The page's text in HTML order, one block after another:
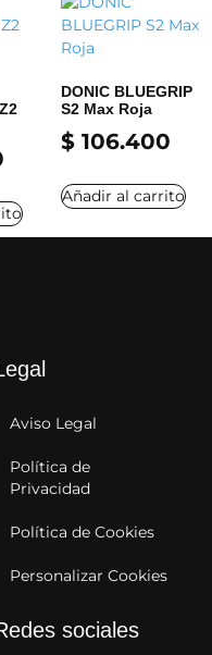
DONIC BLUEGRIP
S2 Max Roja
$106.400
Añadir al carrito
Aviso Legal
Política de
Privacidad
Política de Cookies
Personalizar Cookies
sociales